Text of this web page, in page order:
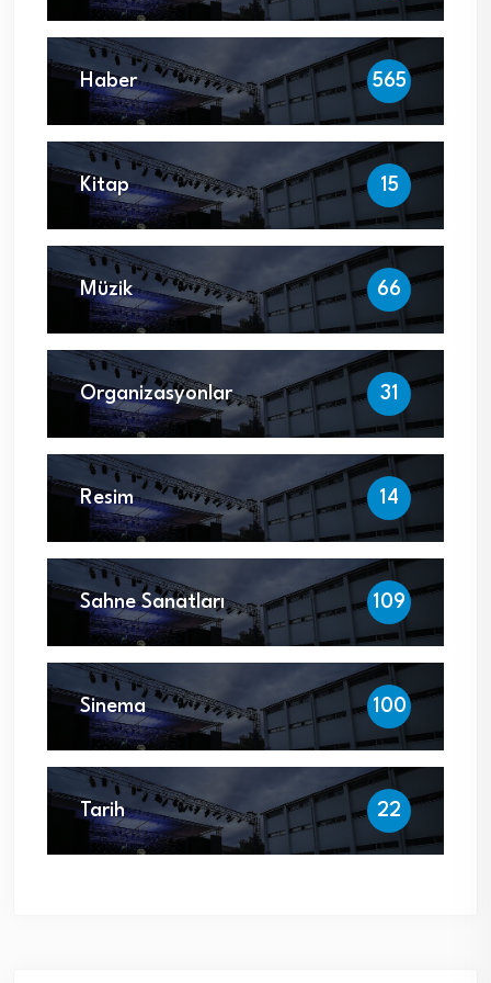
Haber 565
Kitap 15
Müzik 66
Organizasyonlar 31
Resim 14
Sahne Sanatları 109
Sinema 100
Tarih 22